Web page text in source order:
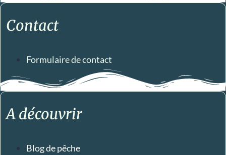
Contact
Formulaire de contact
A découvrir
Blog de pêche